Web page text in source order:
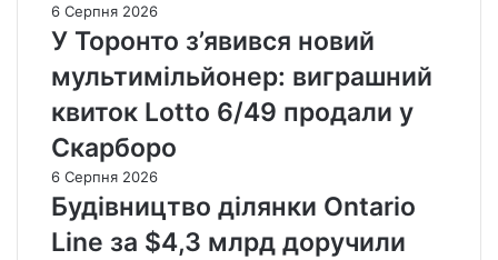
6 Серпня 2026
У Торонто з’явився новий
мультимільйонер: виграшний
квиток Lotto 6/49 продали у
Скарборо
6 Серпня 2026
Будівництво ділянки Ontario
Line за $4,3 млрд доручили